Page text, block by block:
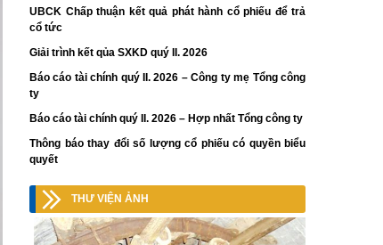
UBCK Chấp thuận kết quả phát hành cổ phiếu để trả
cổ tức
Giải trình kết qủa SXKD quý II. 2026
Báo cáo tài chính quý II. 2026 – Công ty mẹ Tổng công
ty
Báo cáo tài chính quý II. 2026 – Hợp nhất Tổng công ty
Thông báo thay đổi số lượng cổ phiếu có quyền biểu
quyết
THƯ VIỆN ẢNH